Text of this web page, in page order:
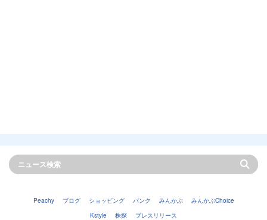
Peachy ブログ ショッピング バンク みんかぶ
みんかぶChoice
Kstyle
株探 プレスリリース